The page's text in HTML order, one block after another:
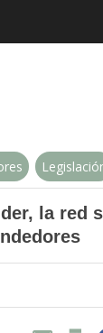
Executive
la red